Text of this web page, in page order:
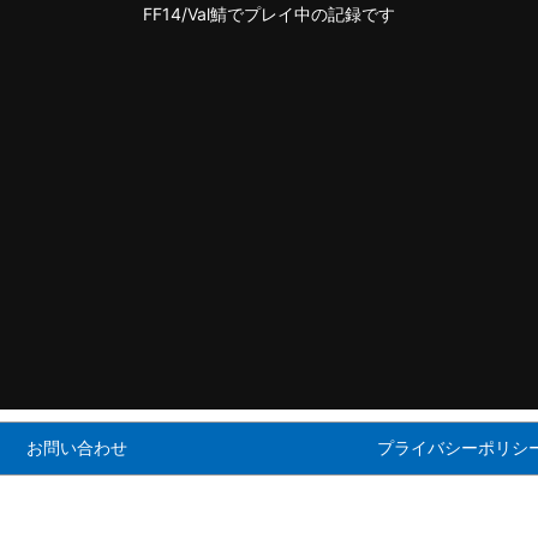
FF14/Val鯖でプレイ中の記録です
お問い合わせ プライバシーポリシ